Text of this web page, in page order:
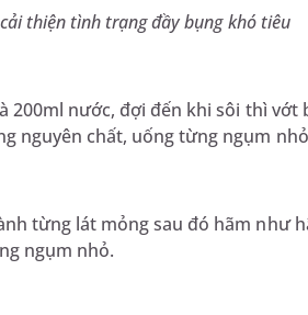
thiện tình trạng đầy bụng khó tiêu
200ml nước, đợi đến khi sôi thì vớt
nguyên chất, uống từng ngụm
từng lát mỏng sau đó hãm như
ngụm nhỏ.